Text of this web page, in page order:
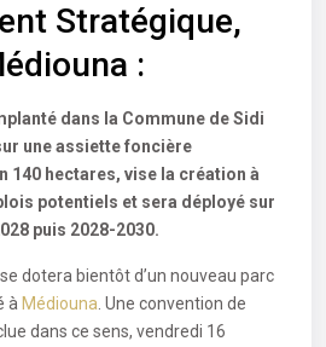
Stratégique,
:
dans la Commune de Sidi
une assiette foncière
140 hectares, vise la création à
potentiels et sera déployé sur
puis 2028-2030.
se dotera bientôt d’un nouveau parc
à Médiouna . Une convention de
dans ce sens, vendredi 16